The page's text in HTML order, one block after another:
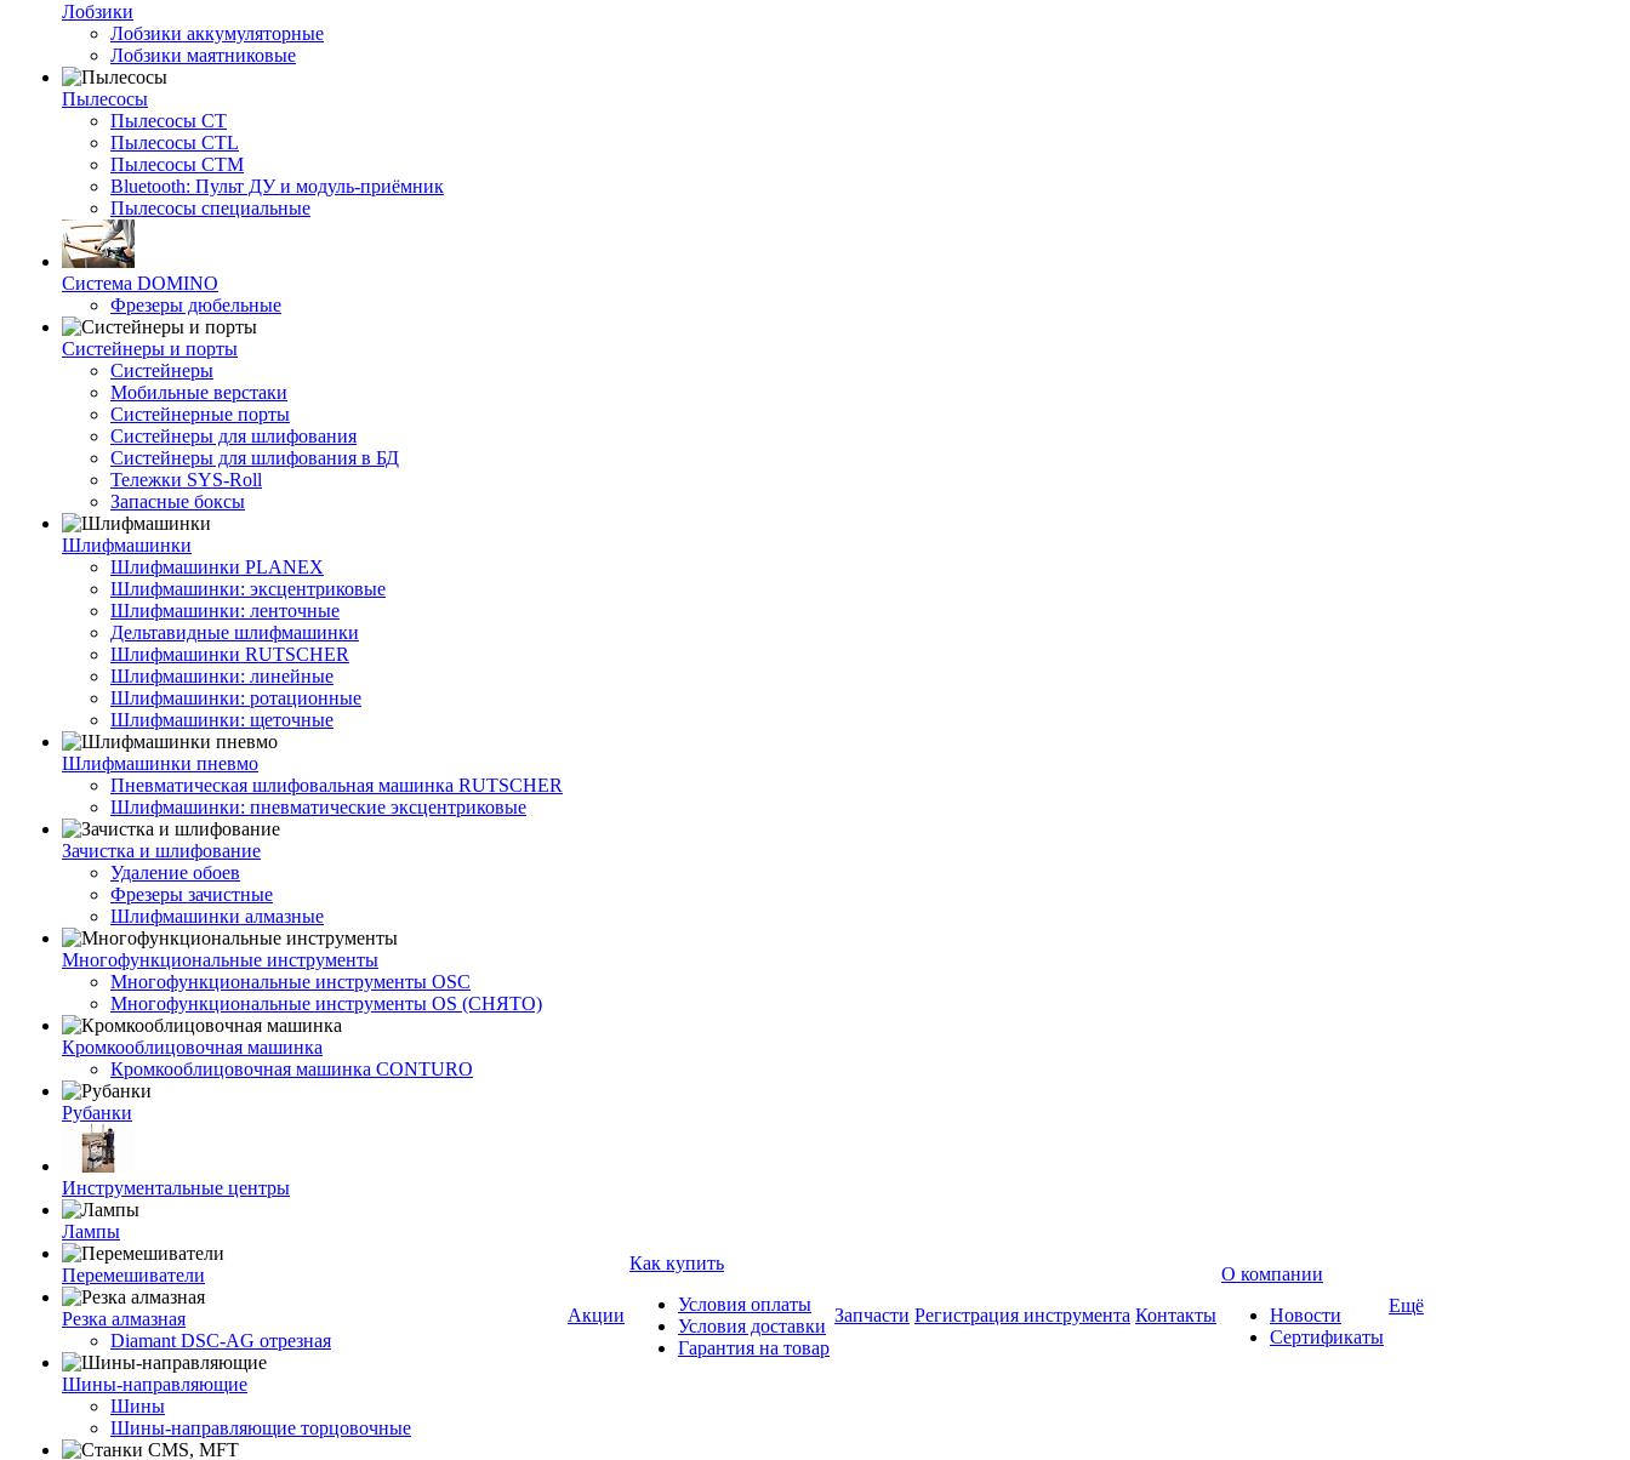
Лобзики
Лобзики аккумуляторные
Лобзики маятниковые
Пылесосы
Пылесосы CT
Пылесосы CTL
Пылесосы CTM
Bluetooth: Пульт ДУ и модуль-приёмник
Пылесосы специальные
Система DOMINO
Фрезеры дюбельные
Систейнеры и порты
Систейнеры
Мобильные верстаки
Систейнерные порты
Систейнеры для шлифования
Систейнеры для шлифования в БД
Тележки SYS-Roll
Запасные боксы
Шлифмашинки
Шлифмашинки PLANEX
Шлифмашинки: эксцентриковые
Шлифмашинки: ленточные
Дельтавидные шлифмашинки
Шлифмашинки RUTSCHER
Шлифмашинки: линейные
Шлифмашинки: ротационные
Шлифмашинки: щеточные
Шлифмашинки пневмо
Пневматическая шлифовальная машинка RUTSCHER
Шлифмашинки: пневматические эксцентриковые
Зачистка и шлифование
Удаление обоев
Фрезеры зачистные
Шлифмашинки алмазные
Многофункциональные инструменты
Многофункциональные инструменты OSC
Многофункциональные инструменты OS (СНЯТО)
Кромкооблицовочная машинка
Кромкооблицовочная машинка CONTURO
Рубанки
Инструментальные центры
Лампы
Перемешиватели
Резка алмазная
Diamant DSC-AG отрезная
Шины-направляющие
Шины
Шины-направляющие торцовочные
Акции
Как купить
Условия оплаты
Условия доставки
Гарантия на товар
Запчасти Регистрация инструмента Контакты
О компании
Новости
Сертификаты
Ещё